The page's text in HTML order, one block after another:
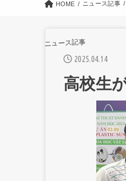
HOME ニュース記事
ニュース記事
2025.04.14
高校生